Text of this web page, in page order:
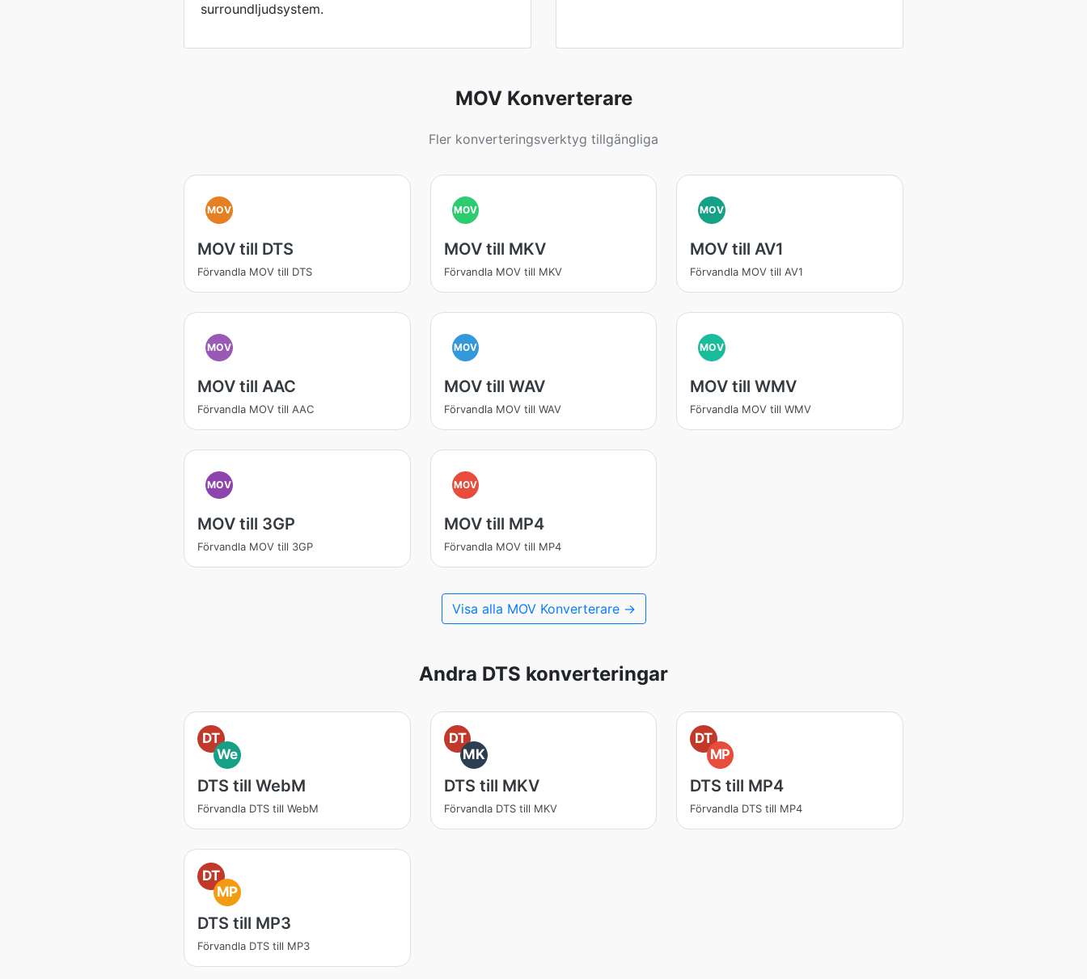
surroundljudsystem.
MOV Konverterare
Fler konverteringsverktyg tillgängliga
MOV
MOV till DTS
Förvandla MOV till DTS
MOV
MOV till MKV
Förvandla MOV till MKV
MOV
MOV till AV1
Förvandla MOV till AV1
MOV
MOV till AAC
Förvandla MOV till AAC
MOV
MOV till WAV
Förvandla MOV till WAV
MOV
MOV till WMV
Förvandla MOV till WMV
MOV
MOV till 3GP
Förvandla MOV till 3GP
MOV
MOV till MP4
Förvandla MOV till MP4
Visa alla MOV Konverterare →
Andra DTS konverteringar
DT
We
DTS till WebM
Förvandla DTS till WebM
DT
MK
DTS till MKV
Förvandla DTS till MKV
DT
MP
DTS till MP4
Förvandla DTS till MP4
DT
MP
DTS till MP3
Förvandla DTS till MP3